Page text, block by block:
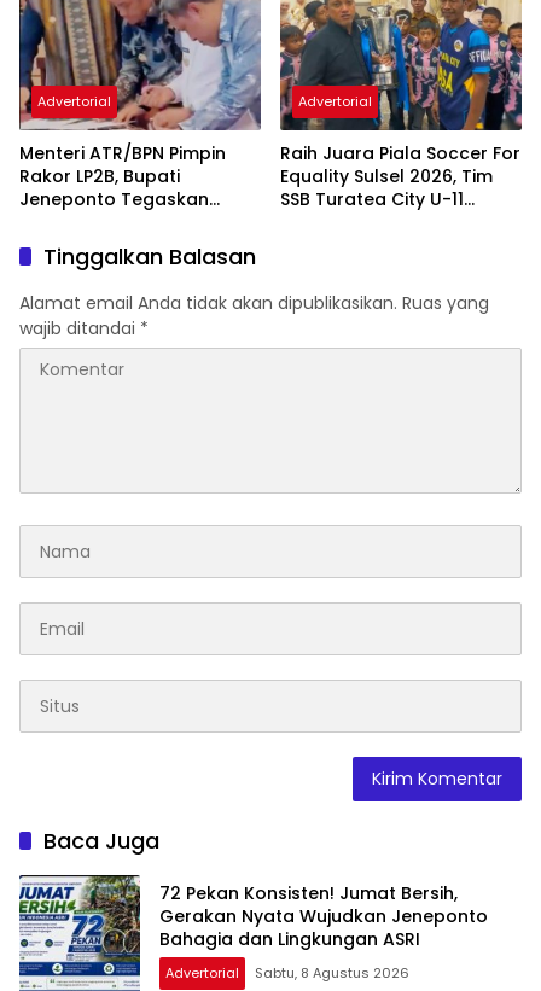
Kependudukan
Advertorial
Menteri ATR/BPN Pimpin
Rakor LP2B, Bupati
Jeneponto Tegaskan
Pertanian
Advertorial
Raih Juara Piala Soccer For
Equality Sulsel 2026, Tim
SSB Turatea City U-11
Tinggalkan Balasan
Alamat email Anda tidak akan dipublikasikan. Ruas yang
wajib ditandai *
Baca Juga
72 Pekan Konsisten! Jumat Bersih,
Gerakan Nyata Wujudkan Jeneponto
Bahagia dan Lingkungan ASRI
Advertorial Sabtu, 8 Agustus 2026